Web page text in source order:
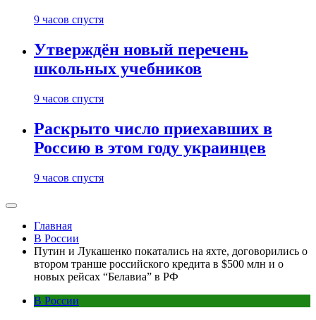
9 часов спустя
Утверждён новый перечень
школьных учебников
9 часов спустя
Раскрыто число приехавших в
Россию в этом году украинцев
9 часов спустя
Главная
В России
Путин и Лукашенко покатались на яхте, договорились о
втором транше российского кредита в $500 млн и о
новых рейсах “Белавиа” в РФ
В России